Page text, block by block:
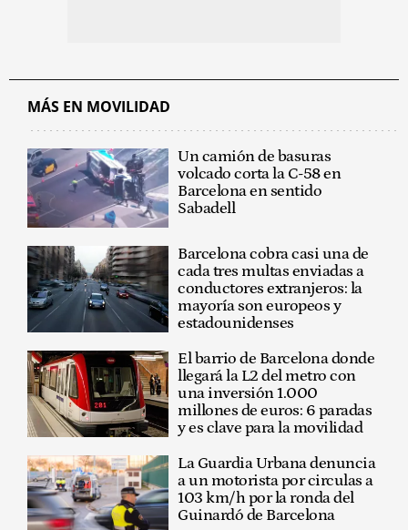
MÁS EN MOVILIDAD
Un camión de basuras
volcado corta la C-58 en
Barcelona en sentido
Sabadell
Barcelona cobra casi una de
cada tres multas enviadas a
conductores extranjeros: la
mayoría son europeos y
estadounidenses
El barrio de Barcelona donde
llegará la L2 del metro con
una inversión 1.000
millones de euros: 6 paradas
y es clave para la movilidad
La Guardia Urbana denuncia
a un motorista por circulas a
103 km/h por la ronda del
Guinardó de Barcelona